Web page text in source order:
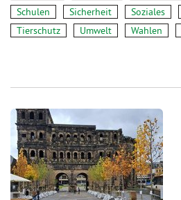
Schulen
Sicherheit Soziales
Tierschutz
Umwelt Wahlen